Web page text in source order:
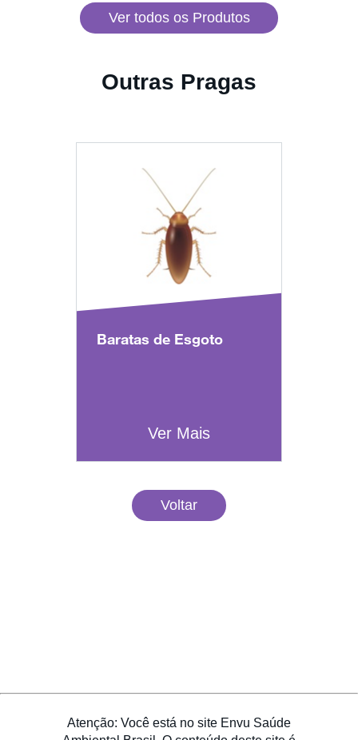
Ver todos os Produtos
Outras Pragas
Baratas de Esgoto
Ver Mais
Voltar
Atenção: Você está no site Envu Saúde